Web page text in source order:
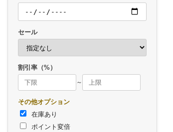
セール
割引率（%）
～
その他オプション
在庫あり
ポイント変倍